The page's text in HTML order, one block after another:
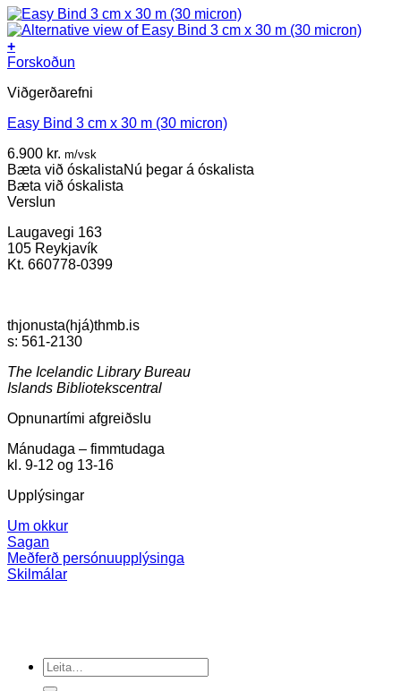
+
Forskoðun
Viðgerðarefni
Easy Bind 3 cm x 30 m (30 micron)
6.900 kr. m/vsk
Bæta við óskalistaNú þegar á óskalista
Bæta við óskalista
Verslun
Laugavegi 163
105 Reykjavík
Kt. 660778-0399
thjonusta(hjá)thmb.is
s: 561-2130
The Icelandic Library Bureau
Islands Bibliotekscentral
Opnunartími afgreiðslu
Mánudaga – fimmtudaga
kl. 9-12 og 13-16
Upplýsingar
Um okkur
Sagan
Meðferð persónuupplýsinga
Skilmálar
Search
for: